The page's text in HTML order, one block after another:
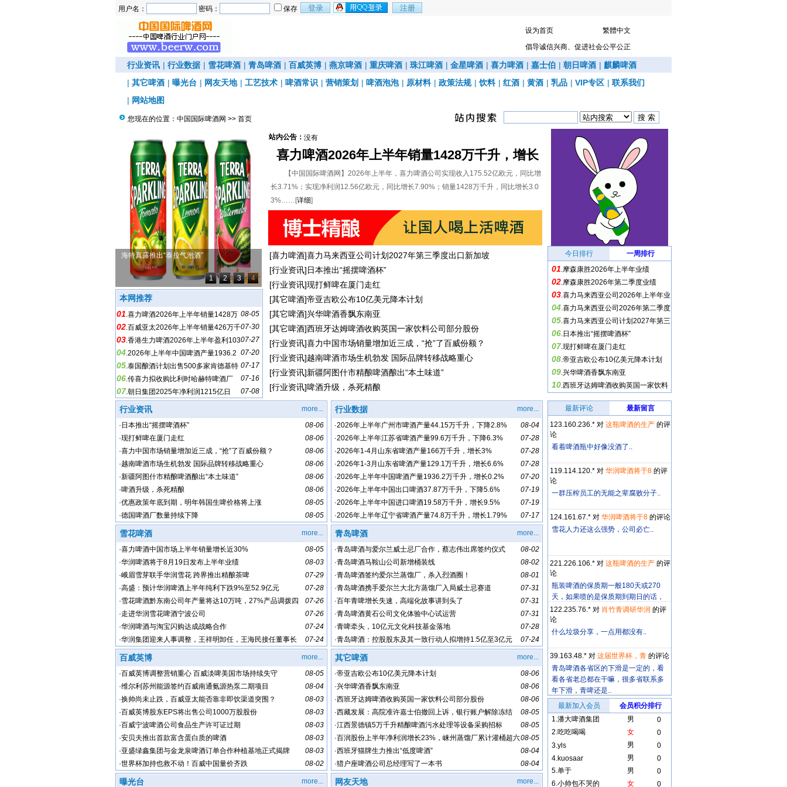
用户名： 密码： 保存
设为首页
繁體中文
倡导诚信兴商、促进社会公平公正
行业资讯 | 行业数据 | 雪花啤酒 | 青岛啤酒 | 百威英博 | 燕京啤酒 | 重庆啤酒 | 珠江啤酒 | 金星啤酒 | 喜力啤酒 | 嘉士伯 | 朝日啤酒 | 麒麟啤酒
| 其它啤酒 | 曝光台 | 网友天地 | 工艺技术 | 啤酒常识 | 营销策划 | 啤酒泡泡 | 原材料 | 政策法规 | 饮料 | 红酒 | 黄酒 | 乳品 | VIP专区 | 联系我们
| 网站地图
您现在的位置： 中国国际啤酒网 >> 首页
海特真露推出“泰拉气泡酒”
1 2 3 4
本网推荐
08-05
01.喜力啤酒2026年上半年销量1428万
千升，增长3%
07-30
02.百威亚太2026年上半年销量426万千
升，下降2.3%
07-27
03.香港生力啤酒2026年上半年盈利103
4万港元，下降79%
07-20
04.2026年上半年中国啤酒产量1936.2
万千升，增长0.2%
07-17
05.泰国酿酒计划出售500多家肯德基特
许经营店
07-16
06.传喜力拟收购比利时哈赫特啤酒厂
07-08
07.朝日集团2025年净利润1215亿日
元，下降36.7%
站内公告： 没有
喜力啤酒2026年上半年销量1428万千升，增长
3%
【中国国际啤酒网】2026年上半年，喜力啤酒公司实现收入175.52亿欧元，同比增
长3.71%；实现净利润12.56亿欧元，同比增长7.90%；销量1428万千升，同比增长3.0
3%……[详细]
[喜力啤酒]喜力马来西亚公司计划2027年第三季度出口新加坡
[行业资讯]日本推出“摇摆啤酒杯”
[行业资讯]现打鲜啤在厦门走红
[其它啤酒]帝亚吉欧公布10亿美元降本计划
[其它啤酒]兴华啤酒香飘东南亚
[其它啤酒]西班牙达姆啤酒收购英国一家饮料公司部分股份
[行业资讯]喜力中国市场销量增加近三成，“抢”了百威份额？
[行业资讯]越南啤酒市场生机勃发 国际品牌转移战略重心
[行业资讯]新疆阿图什市精酿啤酒酿出“本土味道”
[行业资讯]啤酒升级，杀死精酿
今日排行 一周排行
01.摩森康胜2026年上半年业绩
02.摩森康胜2026年第二季度业绩
03.喜力马来西亚公司2026年上半年业
绩
04.喜力马来西亚公司2026年第二季度
业绩
05.喜力马来西亚公司计划2027年第三
季度出口新加坡
06.日本推出“摇摆啤酒杯”
07.现打鲜啤在厦门走红
08.帝亚吉欧公布10亿美元降本计划
09.兴华啤酒香飘东南亚
10.西班牙达姆啤酒收购英国一家饮料
more...
行业资讯
08-06
· 日本推出“摇摆啤酒杯”
08-06
·现打鲜啤在厦门走红
08-06
·喜力中国市场销量增加近三成，“抢”了百威份额？
08-06
·越南啤酒市场生机勃发 国际品牌转移战略重心
08-06
·新疆阿图什市精酿啤酒酿出“本土味道”
08-06
·啤酒升级，杀死精酿
08-05
·优惠政策年底到期，明年韩国生啤价格将上涨
08-05
·德国啤酒厂数量持续下降
more...
行业数据
08-04
·2026年上半年广州市啤酒产量44.15万千升，下降2.8%
07-28
·2026年上半年江苏省啤酒产量99.6万千升，下降6.3%
07-28
·2026年1-4月山东省啤酒产量166万千升，增长3%
07-28
·2026年1-3月山东省啤酒产量129.1万千升，增长6.6%
07-20
·2026年上半年中国啤酒产量1936.2万千升，增长0.2%
07-19
·2026年上半年中国出口啤酒37.87万千升，下降5.6%
07-19
·2026年上半年中国进口啤酒19.58万千升，增长9.5%
07-17
·2026年上半年辽宁省啤酒产量74.8万千升，增长1.79%
more...
雪花啤酒
08-05
·喜力啤酒中国市场上半年销量增长近30%
08-03
·华润啤酒将于8月19日发布上半年业绩
07-29
·峨眉雪芽联手华润雪花 跨界推出精酿茶啤
07-28
·高盛：预计华润啤酒上半年纯利下跌9%至52.9亿元
07-26
·雪花啤酒黔东南公司年产量将达10万吨，27%产品调拨四
川
07-26
·走进华润雪花啤酒宁波公司
07-24
·华润啤酒与淘宝闪购达成战略合作
07-24
·华润集团迎来人事调整，王祥明卸任，王海民接任董事长
more...
青岛啤酒
08-02
·青岛啤酒与爱尔兰威士忌厂合作，蔡志伟出席签约仪式
08-02
·青岛啤酒马鞍山公司新增桶装线
08-01
·青岛啤酒签约爱尔兰蒸馏厂，杀入烈酒圈！
07-31
·青岛啤酒携手爱尔兰大北方蒸馏厂入局威士忌赛道
07-31
·百年青啤增长失速，高端化故事讲到头了
07-31
·青岛啤酒黄石公司文化体验中心试运营
07-28
·青啤牵头，10亿元文化科技基金落地
07-24
·青岛啤酒：控股股东及其一致行动人拟增持1.5亿至3亿元
more...
百威英博
08-05
·百威英博调整营销重心 百威淡啤美国市场持续失守
08-04
·维尔利苏州能源签约百威南通氨源热泵二期项目
08-03
·换帅尚未止跌，百威亚太能否靠非即饮渠道突围？
08-03
·百威英博股东EPS将出售公司1000万股股份
08-03
·百威宁波啤酒公司食品生产许可证过期
08-03
·安贝夫推出首款富含蛋白质的啤酒
08-03
·亚盛绿鑫集团与金龙泉啤酒订单合作种植基地正式揭牌
08-02
·世界杯加持也救不动！百威中国量价齐跌
more...
其它啤酒
08-06
·帝亚吉欧公布10亿美元降本计划
08-06
·兴华啤酒香飘东南亚
08-06
·西班牙达姆啤酒收购英国一家饮料公司部分股份
08-05
·西藏发展：高院准许嘉士伯撤回上诉，银行账户解除冻结
08-05
·江西景德镇5万千升精酿啤酒污水处理等设备采购招标
08-05
·百润股份上半年净利润增长23%，崃州蒸馏厂累计灌桶超六
十万桶
08-04
·西班牙猫牌生力推出“低度啤酒”
08-04
·猎户座啤酒公司总经理写了一本书
more...
曝光台 more...
网友天地
最新评论
最新留言
123.160.236.* 对 这瓶啤酒的生产 的评
论
看着啤酒瓶中好像没酒了..
119.114.120.* 对 华润啤酒将于8 的评
论
一群压榨员工的无能之辈腐败分子..
124.161.67.* 对 华润啤酒将于8 的评论
雪花人力还这么强势，公司必亡..
221.226.106.* 对 这瓶啤酒的生产 的评
论
瓶装啤酒的保质期一般180天或270
天，如果喷的是保质期到期日的话，
这个日期明显..
122.235.76.* 对 肖竹青调研华润 的评
论
什么垃圾分享，一点用都没有..
39.163.48.* 对 这届世界杯，青 的评论
青岛啤酒各省区的下滑是一定的，看
看各省老总都在干嘛，很多省联系多
年下滑，青啤还是..
最新加入会员
会员积分排行
1.潘大啤酒集团 男
0
2.吃吃喝喝 女
0
3.yls 男
0
4.kuosaar 男
0
5.单于 男
0
6.小帅包不哭的 女 0